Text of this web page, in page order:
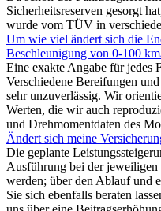
Sicherheitsreserven gesorgt
wurde vom TÜV in
Um wie viel ändert sich die
Beschleunigung von 0-100
Eine exakte Angabe für jedes
Verschiedene Bereifungen
sehr unzuverlässig. Wir
Werten, die wir auch
und Drehmomentdaten des
Ändert sich meine
Die geplante
Ausführung bei der jeweiligen
werden; über den Ablauf und
Sie sich ebenfalls beraten